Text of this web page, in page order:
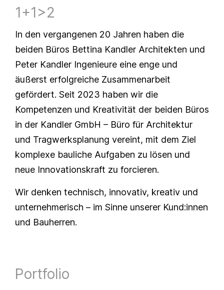
1+1>2
In den vergangenen 20 Jahren haben die
beiden Büros Bettina Kandler Architekten und
Peter Kandler Ingenieure eine enge und
äußerst erfolgreiche Zusammenarbeit
gefördert. Seit 2023 haben wir die
Kompetenzen und Kreativität der beiden Büros
in der Kandler GmbH – Büro für Architektur
und Tragwerksplanung vereint, mit dem Ziel
komplexe bauliche Aufgaben zu lösen und
neue Innovationskraft zu forcieren.
Wir denken technisch, innovativ, kreativ und
unternehmerisch – im Sinne unserer Kund:innen
und Bauherren.
Portfolio